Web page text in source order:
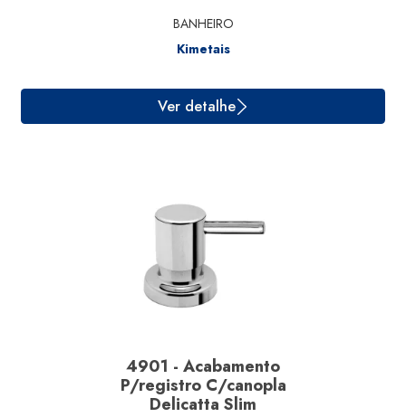
BANHEIRO
Kimetais
4901 - Acabamento
P/registro C/canopla
Delicatta Slim